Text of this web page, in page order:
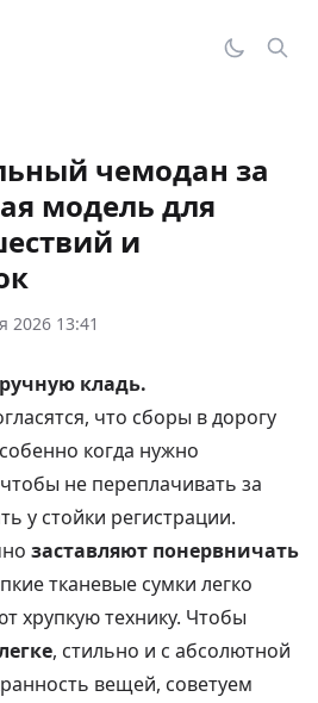
чемодан за
модель для
и
2026 13:41
кладь.
что сборы в дорогу
когда нужно
не переплачивать за
у стойки регистрации.
заставляют понервничать
тканевые сумки легко
хрупкую технику. Чтобы
, стильно и с абсолютной
вещей, советуем